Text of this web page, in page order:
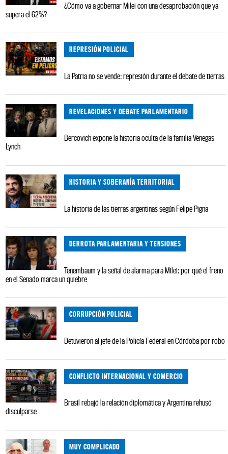
¿Cómo va a gobernar Milei con una desaprobación que ya
supera el 62%?
REPRESIÓN POLICIAL
La Patria no se vende: represión durante el debate de tierras
REVELACIONES Y DEBATE PARLAMENTARIO
Bercovich expone la historia oculta de la familia Venegas
Lynch
HISTORIA Y SOBERANÍA TERRITORIAL
La historia de las tierras argentinas según Felipe Pigna
DERROTA PARLAMENTARIA Y TENSIONES
Tenembaum y la señal de alarma para Milei: por qué el freno
en el Senado marca un quiebre
CORRUPCIÓN POLICIAL
Detuvieron al jefe de la Policía Federal en Córdoba por robo
CONFLICTO INTERNACIONAL Y COMERCIO
Brasil rebajó la relación diplomática y Argentina rehusó
disculparse
MUY COMPLICADO